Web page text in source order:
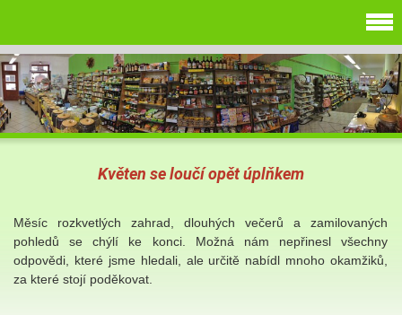
Květen se loučí opět úplňkem
Měsíc rozkvetlých zahrad, dlouhých večerů a zamilovaných
pohledů se chýlí ke konci. Možná nám nepřinesl všechny
odpovědi, které jsme hledali, ale určitě nabídl mnoho okamžiků,
za které stojí poděkovat.